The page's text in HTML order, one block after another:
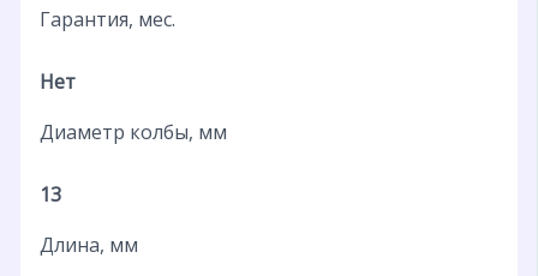
Гарантия, мес.
Нет
Диаметр колбы, мм
13
Длина, мм